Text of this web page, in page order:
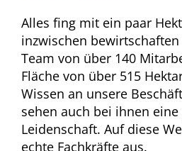
Alles fing mit ein paar
inzwischen
Team von über 140
Fläche von über 515
Wissen an unsere
sehen auch bei ihnen
Leidenschaft. Auf diese
echte Fachkräfte aus.